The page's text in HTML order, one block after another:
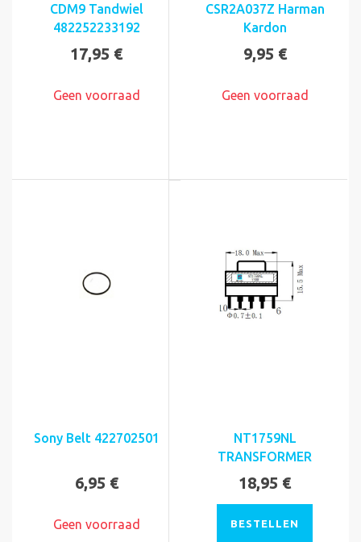
CDM9 Tandwiel
482252233192
17,95 €
Geen voorraad
CSR2A037Z Harman
Kardon
9,95 €
Geen voorraad
Sony Belt 422702501
6,95 €
Geen voorraad
NT1759NL
TRANSFORMER
18,95 €
BESTELLEN